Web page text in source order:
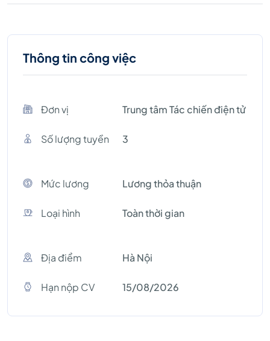
Thông tin công việc
Đơn vị Trung tâm Tác chiến điện tử
Số lượng tuyền 3
Mức lương Lương thỏa thuận
Loại hình Toàn thời gian
Địa điểm Hà Nội
Hạn nộp CV 15/08/2026